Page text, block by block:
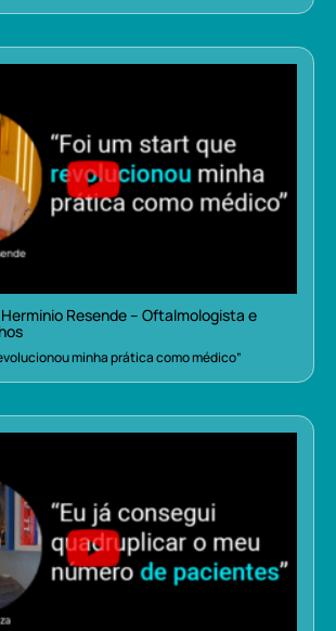
Resende – Oftalmologista e
minha prática como médico”